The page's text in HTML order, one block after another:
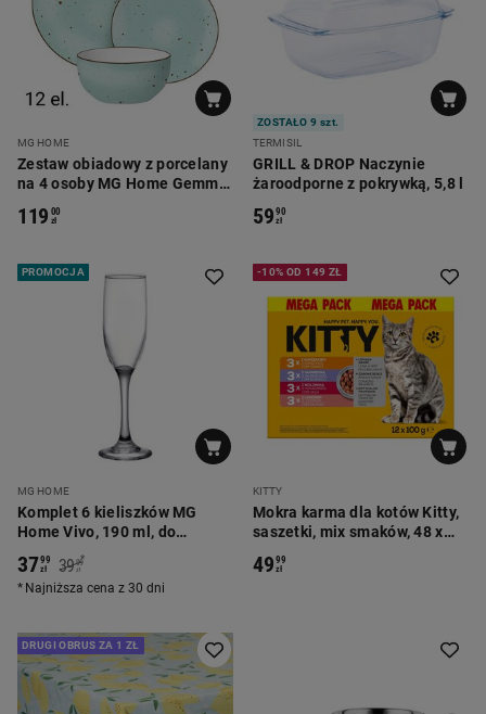
MG HOME
Zestaw obiadowy z porcelany
na 4 osoby MG Home Gemma
119 00
zł
ZOSTAŁO 9 szt.
TERMISIL
GRILL & DROP Naczynie
żaroodporne z pokrywką, 5,8 l
5990
zł
PROMOCJA
MG HOME
Komplet 6 kieliszków MG
Home Vivo, 190 ml, do
szampana
3799
zł 39 99
zł
*
Najniższa cena z 30 dni
-10% OD 149 ZŁ
KITTY
Mokra karma dla kotów Kitty,
saszetki, mix smaków, 48 x
4999
zł
DRUGI OBRUS ZA 1 ZŁ